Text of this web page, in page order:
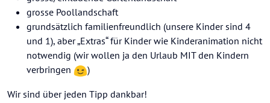
grosse Poollandschaft
grundsätzlich familienfreundlich (unsere Kinder sind 4
und 1), aber „Extras“ für Kinder wie Kinderanimation nicht
notwendig (wir wollen ja den Urlaub MIT den Kindern
verbringen
)
Wir sind über jeden Tipp dankbar!